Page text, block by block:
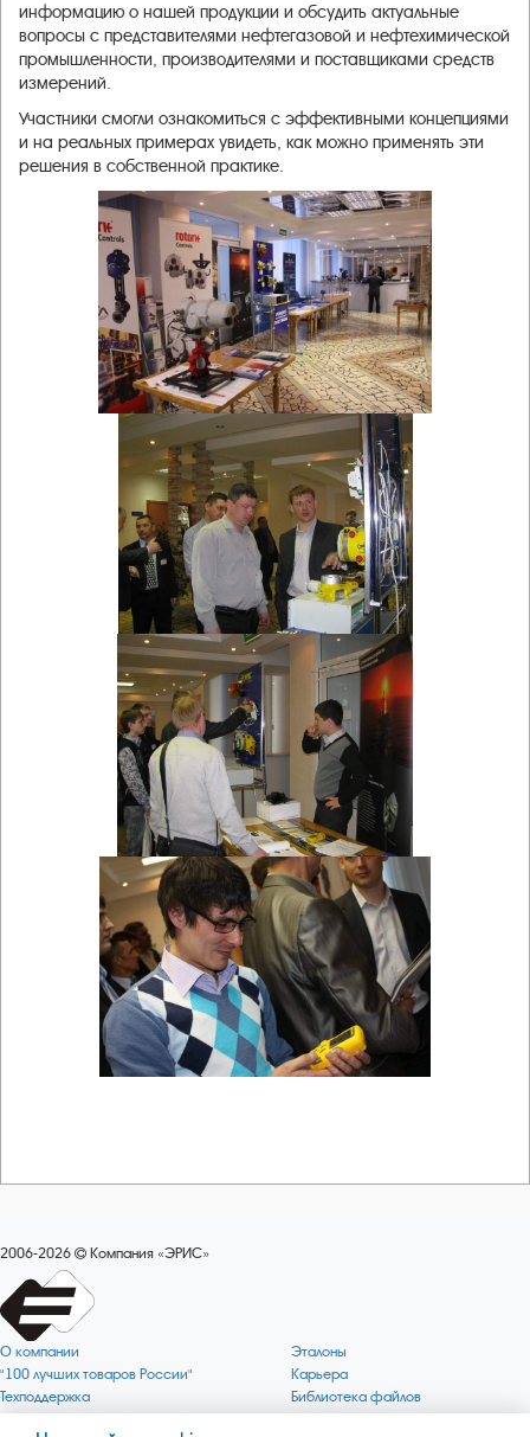
информацию о нашей продукции и обсудить актуальные
вопросы с представителями нефтегазовой и нефтехимической
промышленности, производителями и поставщиками средств
измерений.
Участники смогли ознакомиться с эффективными концепциями
и на реальных примерах увидеть, как можно применять эти
решения в собственной практике.
2006-2026 Компания «ЭРИС»
О компании
"100 лучших товаров России"
Техподдержка
Качество
Эталоны
Карьера
Библиотека файлов
Политика обработки персональных